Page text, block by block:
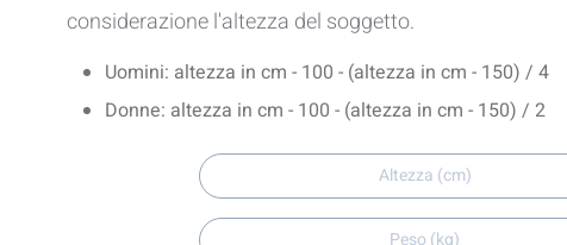
considerazione l'altezza del soggetto.
Uomini: altezza in cm - 100 - (altezza in cm - 150) / 4
Donne: altezza in cm - 100 - (altezza in cm - 150) / 2